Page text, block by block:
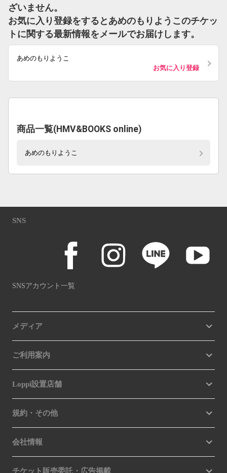
ざいません。
お気に入り登録をするとあめのもりようこのチケッ
トに関する最新情報をメールでお届けします。
あめのもりようこ
お気に入り登録
商品一覧(HMV&BOOKS online)
あめのもりようこ
SNS
SNSアカウント一覧
メディア
ご利用案内
Loppi設置店舗
規約・その他
会社情報
チケット販売委託・広告掲載